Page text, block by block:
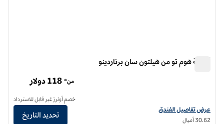
أجنحة هوم تو من هيلتون سان برناردينو
عرض تفاصيل الفندق أجنحة هوم تو من هيلتون سان برناردينو
عرض تفاصيل الفندق
30.62 أميال
من* 118 دولار
خصم أونرز غير قابل للاسترداد
تحديد التاريخ